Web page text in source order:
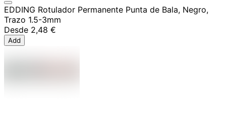
EDDING Rotulador Permanente Punta de Bala, Negro,
Trazo 1.5-3mm
Desde 2,48 €
Add